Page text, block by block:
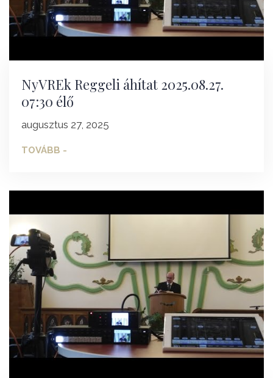
NyVREk Reggeli áhítat 2025.08.27.
07:30 élő
augusztus 27, 2025
TOVÁBB -